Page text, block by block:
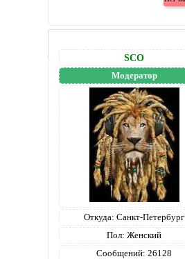
SCO
Модератор
Откуда: Санкт-Петербург
Пол: Женский
Сообщений: 26128